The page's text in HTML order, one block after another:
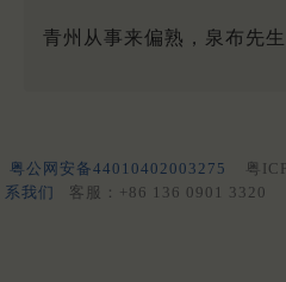
青州从事来偏熟，泉布先
粤公网安备44010402003275 粤
系我们
客服：+86 136 0901 3320